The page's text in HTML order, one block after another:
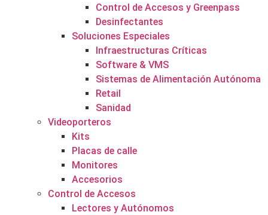
Control de Accesos y Greenpass
Desinfectantes
Soluciones Especiales
Infraestructuras Críticas
Software & VMS
Sistemas de Alimentación Autónoma
Retail
Sanidad
Videoporteros
Kits
Placas de calle
Monitores
Accesorios
Control de Accesos
Lectores y Autónomos